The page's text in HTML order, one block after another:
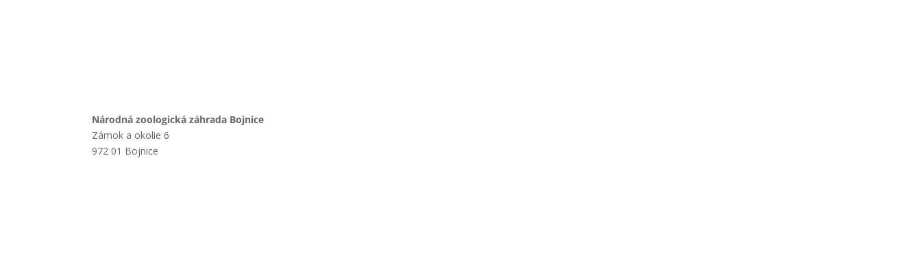
Národná zoologická záhrada Bojnice
Zámok a okolie 6
972 01 Bojnice